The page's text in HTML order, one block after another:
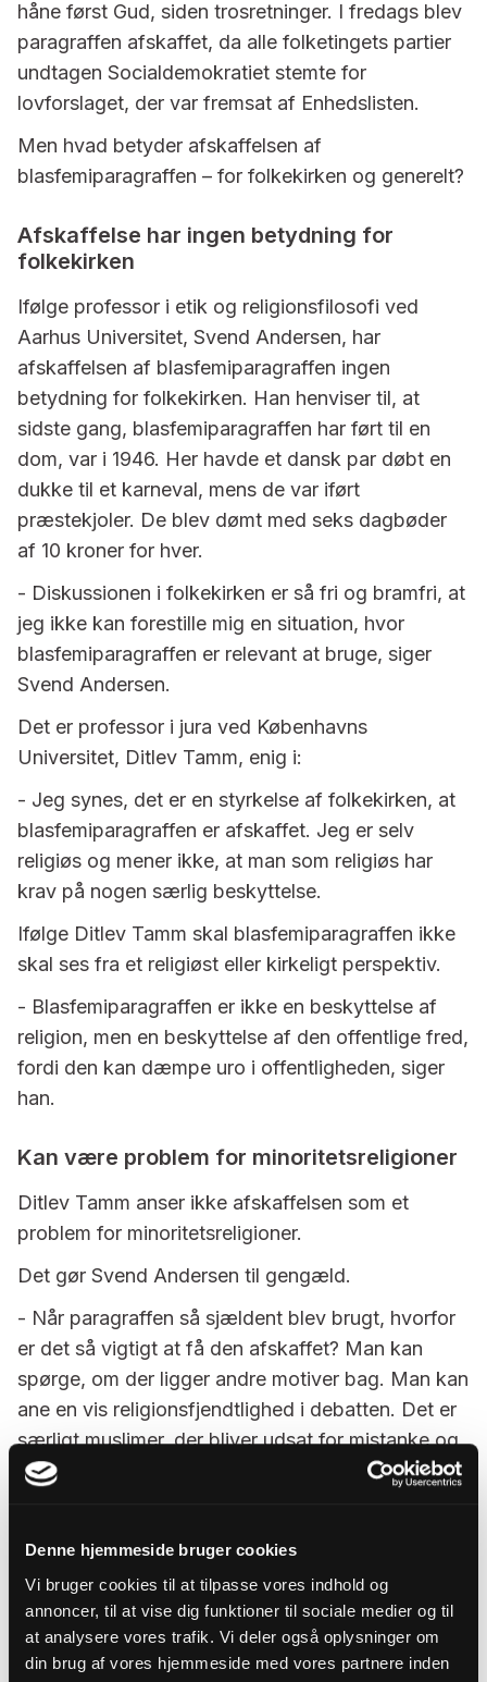
Denne hjemmeside bruger cookies
Vi bruger cookies til at tilpasse vores indhold og
annoncer, til at vise dig funktioner til sociale medier og til
at analysere vores trafik. Vi deler også oplysninger om
din brug af vores hjemmeside med vores partnere inden
håne først Gud, siden trosretninger. I fredags blev
paragraffen afskaffet, da alle folketingets partier
undtagen Socialdemokratiet stemte for
lovforslaget, der var fremsat af Enhedslisten.
Men hvad betyder afskaffelsen af
blasfemiparagraffen – for folkekirken og generelt?
Afskaffelse har ingen betydning for
folkekirken
Ifølge professor i etik og religionsfilosofi ved
Aarhus Universitet, Svend Andersen, har
afskaffelsen af blasfemiparagraffen ingen
betydning for folkekirken. Han henviser til, at
sidste gang, blasfemiparagraffen har ført til en
dom, var i 1946. Her havde et dansk par døbt en
dukke til et karneval, mens de var iført
præstekjoler. De blev dømt med seks dagbøder
af 10 kroner for hver.
- Diskussionen i folkekirken er så fri og bramfri, at
jeg ikke kan forestille mig en situation, hvor
blasfemiparagraffen er relevant at bruge, siger
Svend Andersen.
Det er professor i jura ved Københavns
Universitet, Ditlev Tamm, enig i:
- Jeg synes, det er en styrkelse af folkekirken, at
blasfemiparagraffen er afskaffet. Jeg er selv
religiøs og mener ikke, at man som religiøs har
krav på nogen særlig beskyttelse.
Ifølge Ditlev Tamm skal blasfemiparagraffen ikke
skal ses fra et religiøst eller kirkeligt perspektiv.
- Blasfemiparagraffen er ikke en beskyttelse af
religion, men en beskyttelse af den offentlige fred,
fordi den kan dæmpe uro i offentligheden, siger
han.
Kan være problem for minoritetsreligioner
Ditlev Tamm anser ikke afskaffelsen som et
problem for minoritetsreligioner.
Det gør Svend Andersen til gengæld.
- Når paragraffen så sjældent blev brugt, hvorfor
er det så vigtigt at få den afskaffet? Man kan
spørge, om der ligger andre motiver bag. Man kan
ane en vis religionsfjendtlighed i debatten. Det er
særligt muslimer, der bliver udsat for mistanke og
bevågenhed, og det kan være en del af årsagen
Symbolsk betydning eller ej
Selvom blasfemiparagraffen ikke havde en
praktisk betydning, mener Svend Andersen, at
den havde en symbolsk betydning.